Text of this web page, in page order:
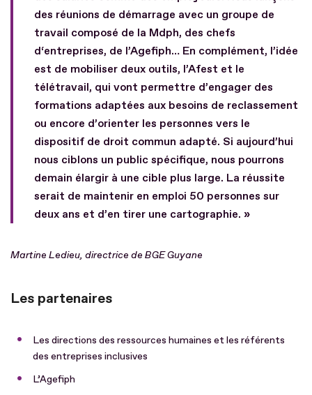
des réunions de démarrage avec un groupe de
travail composé de la Mdph, des chefs
d‘entreprises, de l’Agefiph… En complément, l’idée
est de mobiliser deux outils, l’Afest et le
télétravail, qui vont permettre d’engager des
formations adaptées aux besoins de reclassement
ou encore d’orienter les personnes vers le
dispositif de droit commun adapté. Si aujourd’hui
nous ciblons un public spécifique, nous pourrons
demain élargir à une cible plus large. La réussite
serait de maintenir en emploi 50 personnes sur
deux ans et d’en tirer une cartographie. »
Martine Ledieu, directrice de BGE Guyane
Les partenaires
Les directions des ressources humaines et les référents
des entreprises inclusives
L’Agefiph